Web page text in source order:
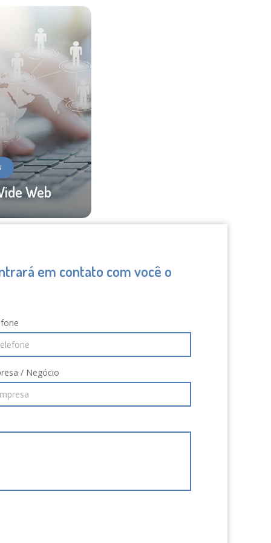
Web
em contato com você o
/ Negócio